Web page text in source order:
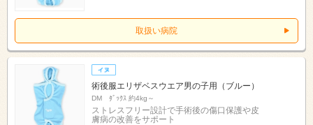
取扱い病院
術後服エリザベスウエア男の子用（ブルー）
DM ﾀﾞｯｸｽ 約4kg～
ストレスフリー設計で手術後の傷口保護や皮
膚病の改善をサポート